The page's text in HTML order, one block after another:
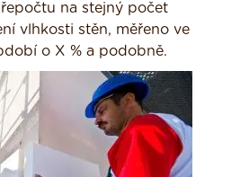
na stejný počet
vlhkosti stěn, měřeno ve
o X % a podobně.